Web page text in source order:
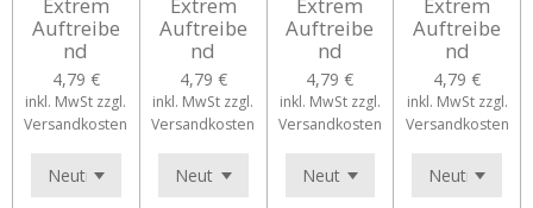
Auftreibe
nd
4,79 €
inkl. MwSt zzgl.
Versandkosten
Auftreibe
nd
4,79 €
inkl. MwSt zzgl.
Versandkosten
Auftreibe
nd
4,79 €
inkl. MwSt zzgl.
Versandkosten
Auftreibe
nd
4,79 €
inkl. MwSt zzgl.
Versandkosten